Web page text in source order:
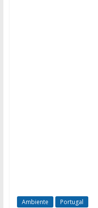
Ambiente Portugal